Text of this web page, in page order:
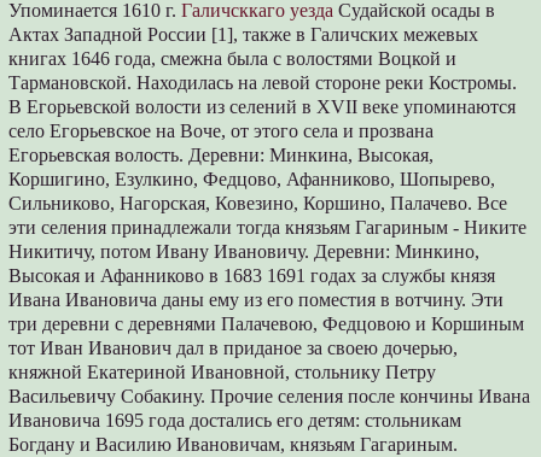
Упоминается 1610 г.Галичсккаго уезда Судайской осады в
Актах Западной России [1], также в Галичских межевых
книгах 1646 года, смежна была с волостями Воцкой и
Тармановской. Находилась на левой стороне реки Костромы.
В Егорьевской волости из селений в XVII веке упоминаются
село Егорьевское на Воче, от этого села и прозвана
Егорьевская волость. Деревни: Минкина, Высокая,
Коршигино, Езулкино, Федцово, Афанниково, Шопырево,
Сильниково, Нагорская, Ковезино, Коршино, Палачево. Все
эти селения принадлежали тогда князьям Гагариным - Никите
Никитичу, потом Ивану Ивановичу. Деревни: Минкино,
Высокая и Афанниково в 1683 1691 годах за службы князя
Ивана Ивановича даны ему из его поместия в вотчину. Эти
три деревни с деревнями Палачевою, Федцовою и Коршиным
тот Иван Иванович дал в приданое за своею дочерью,
княжной Екатериной Ивановной, стольнику Петру
Васильевичу Собакину. Прочие селения после кончины Ивана
Ивановича 1695 года достались его детям: стольникам
Богдану и Василию Ивановичам, князьям Гагариным.